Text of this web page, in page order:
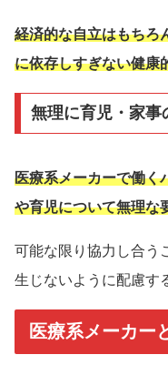
経済的な自立はもちろ
に依存しすぎない健康
無理に育児・家事
医療系メーカーで働く
や育児について無理な
可能な限り協力し合う
生じないように配慮す
医療系メーカー